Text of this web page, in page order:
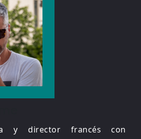
y director francés con